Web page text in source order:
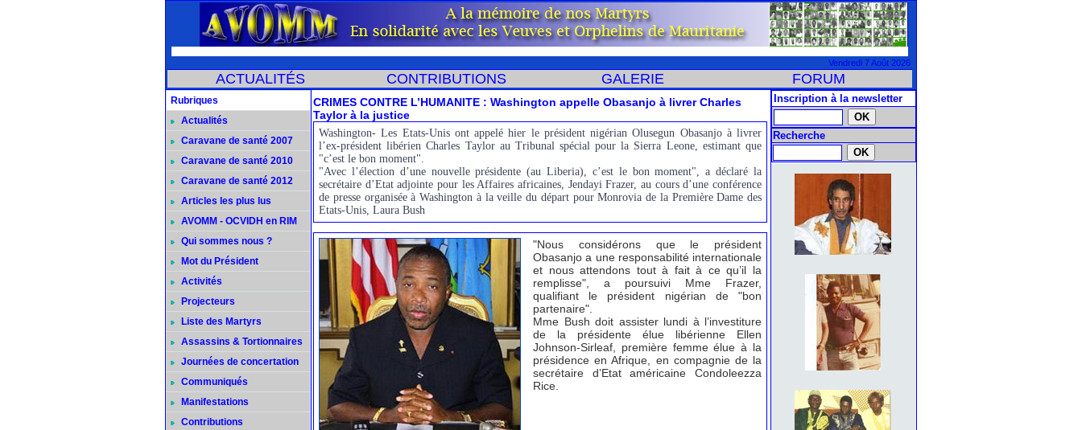
Vendredi 7 Août 2026
ACTUALITÉS CONTRIBUTIONS GALERIE FORUM
Rubriques
Actualités
Caravane de santé 2007
Caravane de santé 2010
Caravane de santé 2012
Articles les plus lus
AVOMM - OCVIDH en RIM
Qui sommes nous ?
Mot du Président
Activités
Projecteurs
Liste des Martyrs
Assassins & Tortionnaires
Journées de concertation
Communiqués
Manifestations
Contributions
CRIMES CONTRE L’HUMANITE : Washington appelle Obasanjo à livrer Charles
Taylor à la justice
Washington- Les Etats-Unis ont appelé hier le président nigérian Olusegun Obasanjo à livrer
l’ex-président libérien Charles Taylor au Tribunal spécial pour la Sierra Leone, estimant que
"c’est le bon moment".
"Avec l’élection d’une nouvelle présidente (au Liberia), c’est le bon moment", a déclaré la
secrétaire d’Etat adjointe pour les Affaires africaines, Jendayi Frazer, au cours d’une conférence
de presse organisée à Washington à la veille du départ pour Monrovia de la Première Dame des
Etats-Unis, Laura Bush
"Nous considérons que le président
Obasanjo a une responsabilité internationale
et nous attendons tout à fait à ce qu’il la
remplisse", a poursuivi Mme Frazer,
qualifiant le président nigérian de "bon
partenaire".
Mme Bush doit assister lundi à l’investiture
de la présidente élue libérienne Ellen
Johnson-Sirleaf, première femme élue à la
présidence en Afrique, en compagnie de la
secrétaire d’Etat américaine Condoleezza
Rice.
Inscription à la newsletter
Recherche